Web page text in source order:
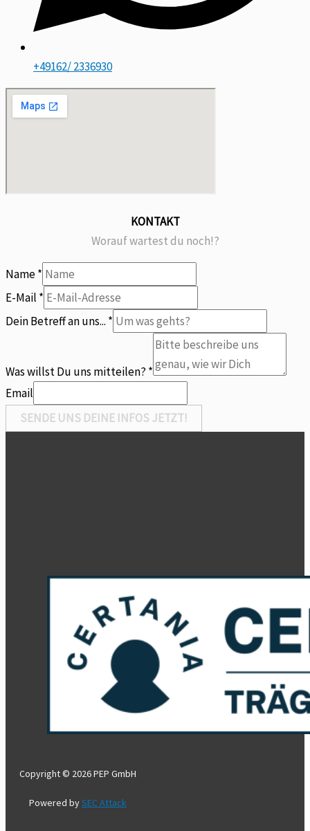
+49162/ 2336930
KONTAKT
Worauf wartest du noch!?
Name*
uns
Was
E-Mail *
Dein Betreff an uns... *
Was willst Du uns mitteilen? *
Email
SENDE UNS DEINE INFOS JETZT!
Copyright © 2026 PEP GmbH
Powered bySEC Attack